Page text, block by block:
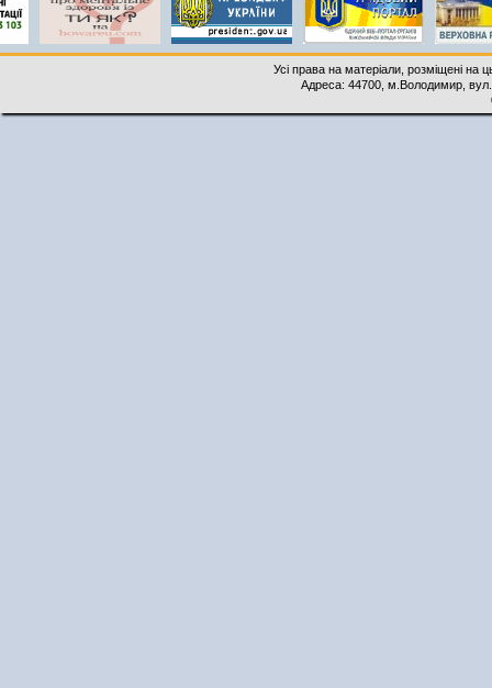
Усі права на матеріали, розміщені на
Адреса: 44700, м.Володимир,